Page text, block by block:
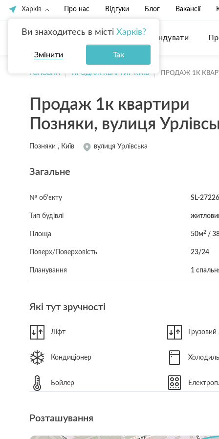
Харків
Ви знаходитесь в місті Харків?
Змінити Так
Про нас Відгуки Блог Вакансії
Орендувати
ГОЛОВНА ПРОДАЖ КВАРТИР КИЇВ ПРОДАЖ 1К
Продаж 1к квартири
Позняки, вулиця
Позняки , Київ вулиця Урлівська
Загальне
№ об'єкту SL-
Тип будівлі
Площа 50м2/
Поверх/Поверховість 23/24
Планування 1
Які тут зручності
Ліфт Грузовий
Кондиціонер
Бойлер
Розташування